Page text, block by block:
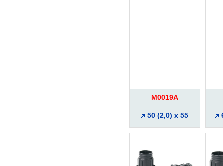
M0019A
50 (2,0) x 55